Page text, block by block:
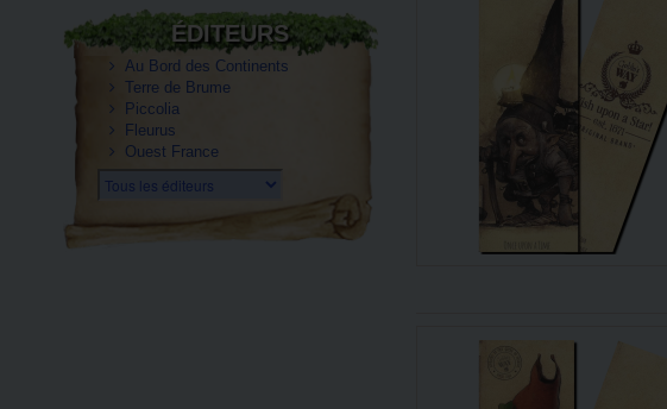
ÉDITEURS
Au Bord des Continents
Terre de Brume
Piccolia
Fleurus
Ouest France
Tous les éditeurs